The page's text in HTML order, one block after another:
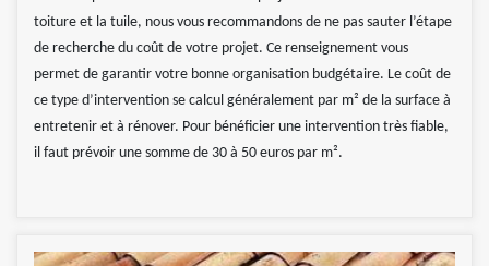
toiture et la tuile, nous vous recommandons de ne pas sauter l’étape
de recherche du coût de votre projet. Ce renseignement vous
permet de garantir votre bonne organisation budgétaire. Le coût de
ce type d’intervention se calcul généralement par m² de la surface à
entretenir et à rénover. Pour bénéficier une intervention très fiable,
il faut prévoir une somme de 30 à 50 euros par m².